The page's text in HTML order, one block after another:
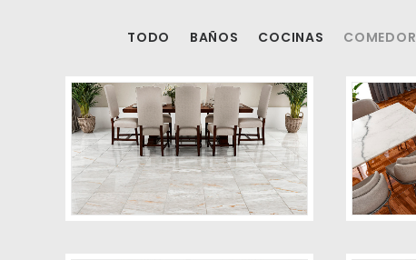
TODO BAÑOS COCINAS COMEDOR